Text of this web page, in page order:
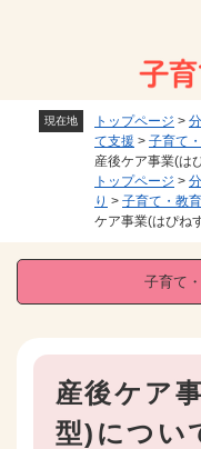
メニ
現在地 トップページ >
て支援 > 子育て
産後ケア事業(は
トップページ >
り > 子育て・教
ケア事業(はぴね
子育て
本
産後ケア
型)につい